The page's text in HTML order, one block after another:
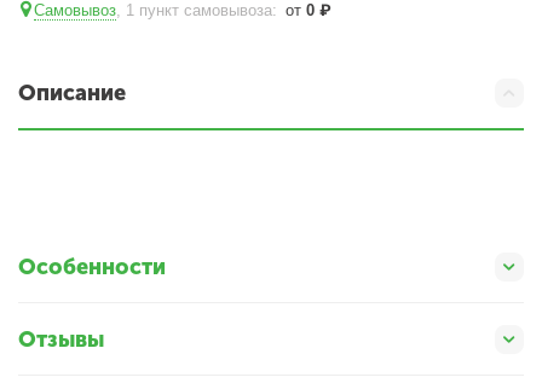
Самовывоз, 1 пункт самовывоза: от0 ₽
Описание
Особенности
Отзывы